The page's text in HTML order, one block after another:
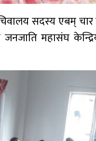
सचिवालय सदस्य एबम्
महासंघ